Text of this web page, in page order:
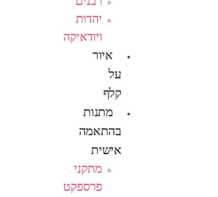
יהדות
ויודאיקה
איור
על
קלף
מתנות
בהתאמה
אישית
מתקני
פרספקט